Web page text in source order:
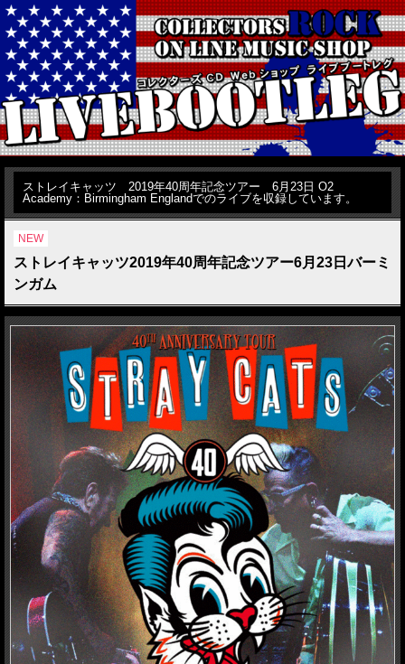
ストレイキャッツ 2019年40周年記念ツアー 6月23日 O2
Academy：Birmingham Englandでのライブを収録しています。
NEW
ストレイキャッツ2019年40周年記念ツアー6月23日バーミ
ンガム